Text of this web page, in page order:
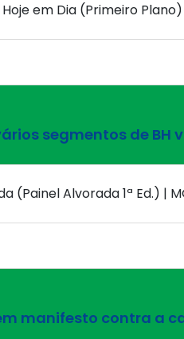
em Dia (Primeiro
segmentos de BH
(Painel Alvorada 1ª Ed.) |
manifesto contra a